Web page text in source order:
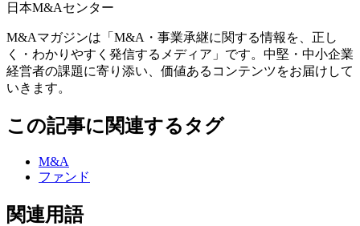
日本M&Aセンター
M&Aマガジンは「M&A・事業承継に関する情報を、正し
く・わかりやすく発信するメディア」です。中堅・中小企業
経営者の課題に寄り添い、価値あるコンテンツをお届けして
いきます。
この記事に関連するタグ
M&A
ファンド
関連用語